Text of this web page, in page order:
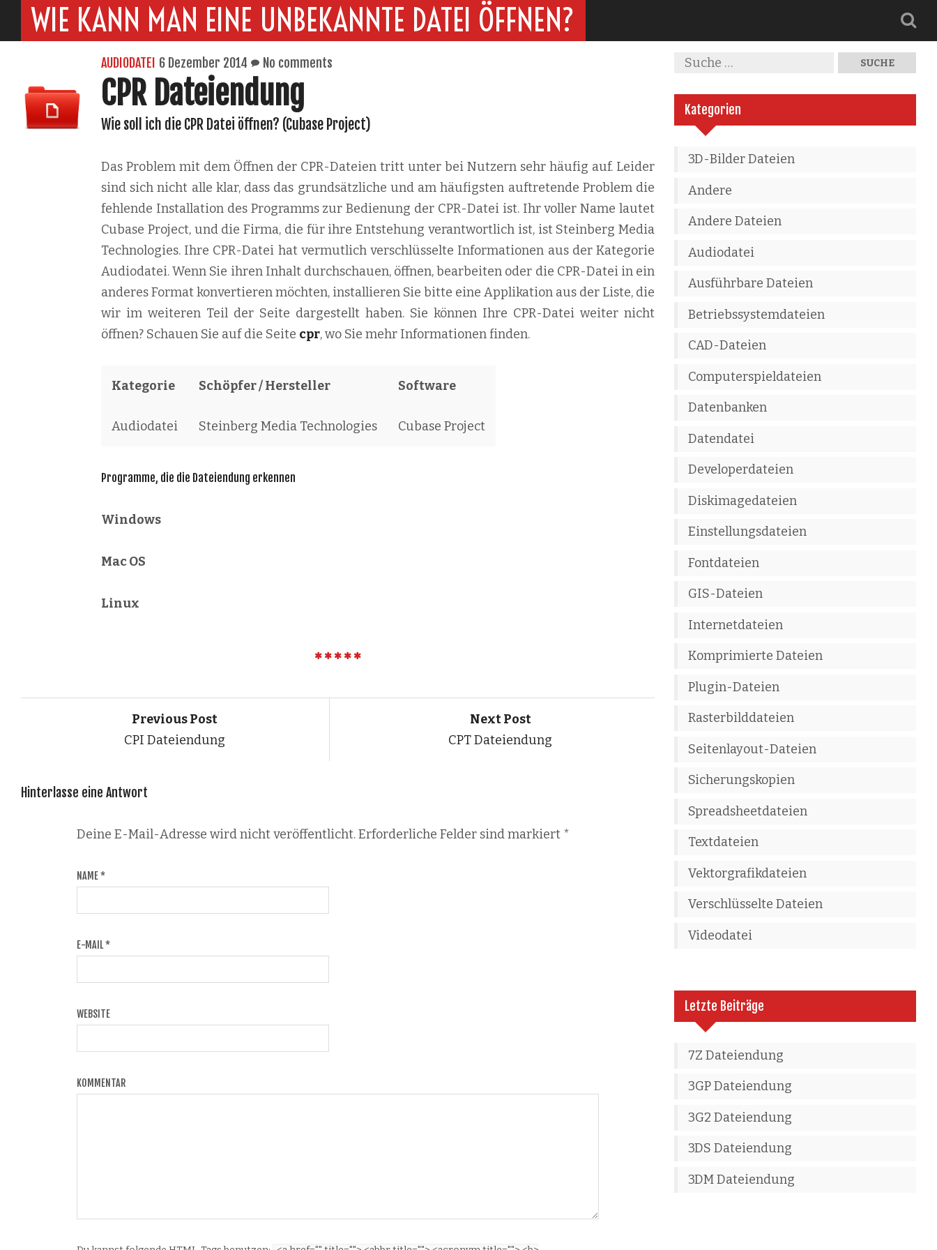
WIE KANN MAN EINE UNBEKANNTE DATEI ÖFFNEN?
AUDIODATEI 6 Dezember 2014 No comments
CPR Dateiendung
Wie soll ich die CPR Datei öffnen? (Cubase Project)
Das Problem mit dem Öffnen der CPR-Dateien tritt unter bei Nutzern sehr häufig auf. Leider
sind sich nicht alle klar, dass das grundsätzliche und am häufigsten auftretende Problem die
fehlende Installation des Programms zur Bedienung der CPR-Datei ist. Ihr voller Name lautet
Cubase Project, und die Firma, die für ihre Entstehung verantwortlich ist, ist Steinberg Media
Technologies. Ihre CPR-Datei hat vermutlich verschlüsselte Informationen aus der Kategorie
Audiodatei. Wenn Sie ihren Inhalt durchschauen, öffnen, bearbeiten oder die CPR-Datei in ein
anderes Format konvertieren möchten, installieren Sie bitte eine Applikation aus der Liste, die
wir im weiteren Teil der Seite dargestellt haben. Sie können Ihre CPR-Datei weiter nicht
öffnen? Schauen Sie auf die Seite cpr, wo Sie mehr Informationen finden.
Kategorie Schöpfer / Hersteller Software
Audiodatei Steinberg Media Technologies Cubase Project
Programme, die die Dateiendung erkennen
Windows
Mac OS
Linux
Previous Post
CPI Dateiendung
Next Post
CPT Dateiendung
Hinterlasse eine Antwort
Deine E-Mail-Adresse wird nicht veröffentlicht. Erforderliche Felder sind markiert *
NAME*
E-MAIL*
WEBSITE
KOMMENTAR
Kategorien
3D-Bilder Dateien
Andere
Andere Dateien
Audiodatei
Ausführbare Dateien
Betriebssystemdateien
CAD-Dateien
Computerspieldateien
Datenbanken
Datendatei
Developerdateien
Diskimagedateien
Einstellungsdateien
Fontdateien
GIS-Dateien
Internetdateien
Komprimierte Dateien
Plugin-Dateien
Rasterbilddateien
Seitenlayout-Dateien
Sicherungskopien
Spreadsheetdateien
Textdateien
Vektorgrafikdateien
Verschlüsselte Dateien
Videodatei
Letzte Beiträge
7Z Dateiendung
3GP Dateiendung
3G2 Dateiendung
3DS Dateiendung
3DM Dateiendung